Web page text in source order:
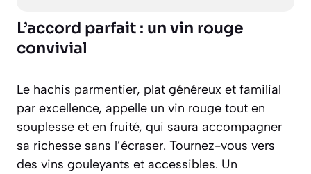
L’accord parfait : un vin rouge
convivial
Le hachis parmentier, plat généreux et familial
par excellence, appelle un vin rouge tout en
souplesse et en fruité, qui saura accompagner
sa richesse sans l’écraser. Tournez-vous vers
des vins gouleyants et accessibles. Un